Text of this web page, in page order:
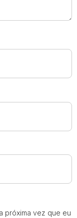
próxima vez que eu